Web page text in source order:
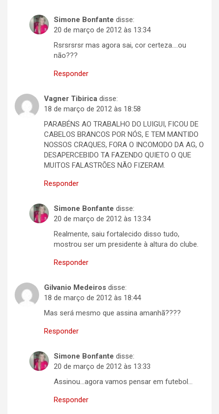
Simone Bonfante disse:
20 de março de 2012 às 13:34
Rsrsrsrsr mas agora sai, cor certeza….ou
não???
Responder
Vagner Tibirica disse:
18 de março de 2012 às 18:58
PARABÉNS AO TRABALHO DO LUIGUI, FICOU DE
CABELOS BRANCOS POR NÓS, E TEM MANTIDO
NOSSOS CRAQUES, FORA O INCOMODO DA AG, O
DESAPERCEBIDO TA FAZENDO QUIETO O QUE
MUITOS FALASTRÕES NÃO FIZERAM.
Responder
Simone Bonfante disse:
20 de março de 2012 às 13:34
Realmente, saiu fortalecido disso tudo,
mostrou ser um presidente à altura do clube.
Responder
Gilvanio Medeiros disse:
18 de março de 2012 às 18:44
Mas será mesmo que assina amanhã????
Responder
Simone Bonfante disse:
20 de março de 2012 às 13:33
Assinou…agora vamos pensar em futebol…
Responder